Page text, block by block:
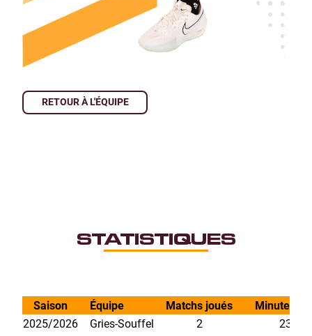
RETOUR À L'ÉQUIPE
STATISTIQUES
Saison Équipe Matchs joués
Minutes
2025/2026
Gries-Souffel 2 23.27